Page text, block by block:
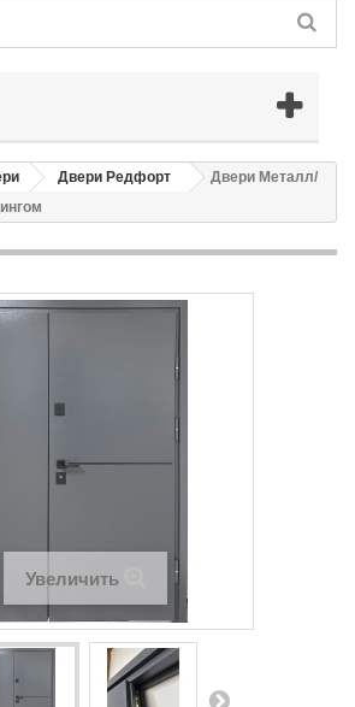
Двери Редфорт
Двери Металл/
Увеличить